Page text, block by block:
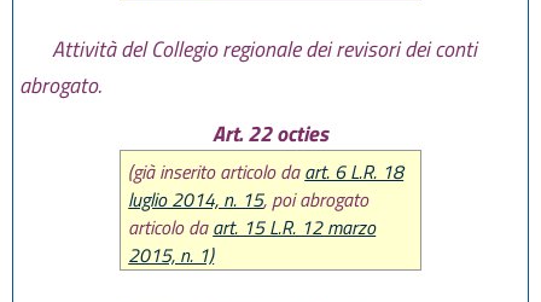
Attività del Collegio regionale dei revisori dei conti
abrogato.
Art. 22 octies
(già inserito articolo daart. 6 L.R. 18
luglio 2014, n. 15, poi abrogato
articolo daart. 15 L.R. 12 marzo
2015, n. 1)